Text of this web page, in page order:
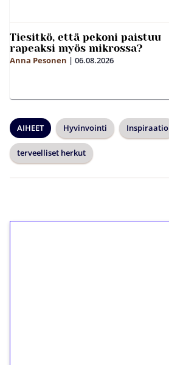
Tiesitkö, että pekoni paistuu
rapeaksi myös mikrossa?
Anna Pesonen | 06.08.2026
AIHEET Hyvinvointi Inspiraatio
terveelliset herkut